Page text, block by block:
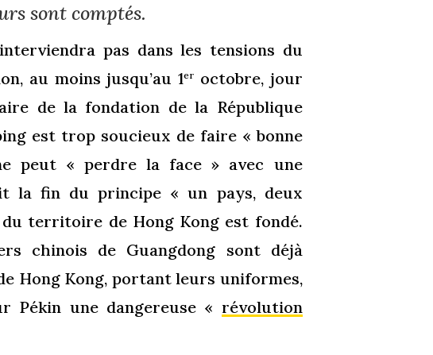
sont comptés.
pas dans les tensions du
au moins jusqu’au 1er octobre, jour
de la fondation de la République
est trop soucieux de faire « bonne
peut « perdre la face » avec une
la fin du principe « un pays, deux
territoire de Hong Kong est fondé.
chinois de Guangdong sont déjà
Hong Kong, portant leurs uniformes,
une dangereuse « révolution